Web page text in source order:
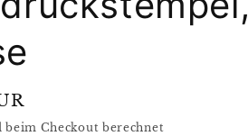
beim Checkout berechnet